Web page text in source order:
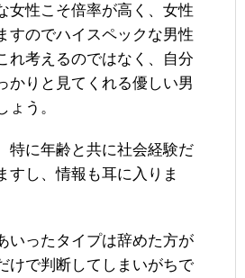
女性こそ倍率が高く、女性
すのでハイスペックな男性
れ考えるのではなく、自分
かりと見てくれる優しい男
ょう。
特に年齢と共に社会経験だ
すし、情報も耳に入りま
いったタイプは辞めた方が
けで判断してしまいがちで